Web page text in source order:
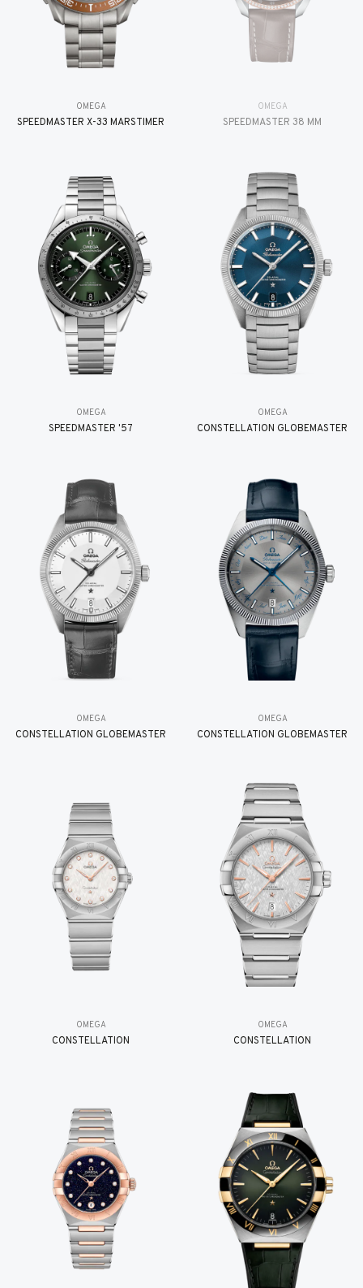
OMEGA
SPEEDMASTER X-33 MARSTIMER
OMEGA
SPEEDMASTER 38 MM
OMEGA
SPEEDMASTER '57
OMEGA
CONSTELLATION GLOBEMASTER
OMEGA
CONSTELLATION GLOBEMASTER
OMEGA
CONSTELLATION GLOBEMASTER
OMEGA
CONSTELLATION
OMEGA
CONSTELLATION